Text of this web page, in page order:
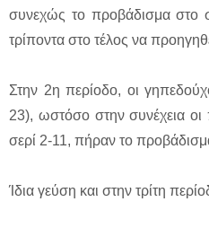
συνεχώς το προβάδισμα στο
τρίποντα στο τέλος να
Στην 2η περίοδο, οι
23), ωστόσο στην συνέχεια οι
σερί 2-11, πήραν το
Ίδια γεύση και στην τρίτη